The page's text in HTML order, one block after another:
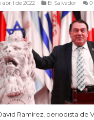
abril de 2022 El Salvador 0
Ramírez, periodista de